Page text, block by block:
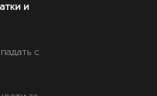
и
с